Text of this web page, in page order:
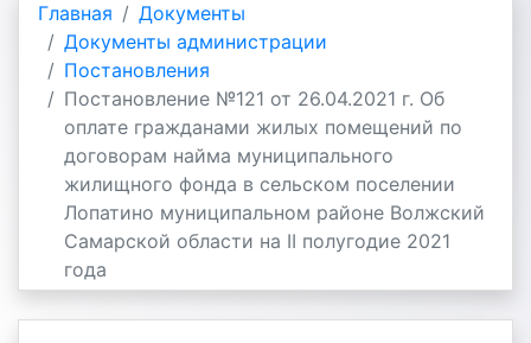
Главная
Документы
Документы администрации
Постановления
Постановление №121 от 26.04.2021 г. Об
оплате гражданами жилых помещений по
договорам найма муниципального
жилищного фонда в сельском поселении
Лопатино муниципальном районе Волжский
Самарской области на II полугодие 2021
года